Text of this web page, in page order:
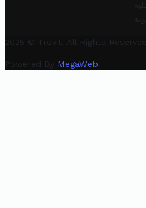
2025 © Trovit. All Rights Reserved.
Powered By MegaWeb